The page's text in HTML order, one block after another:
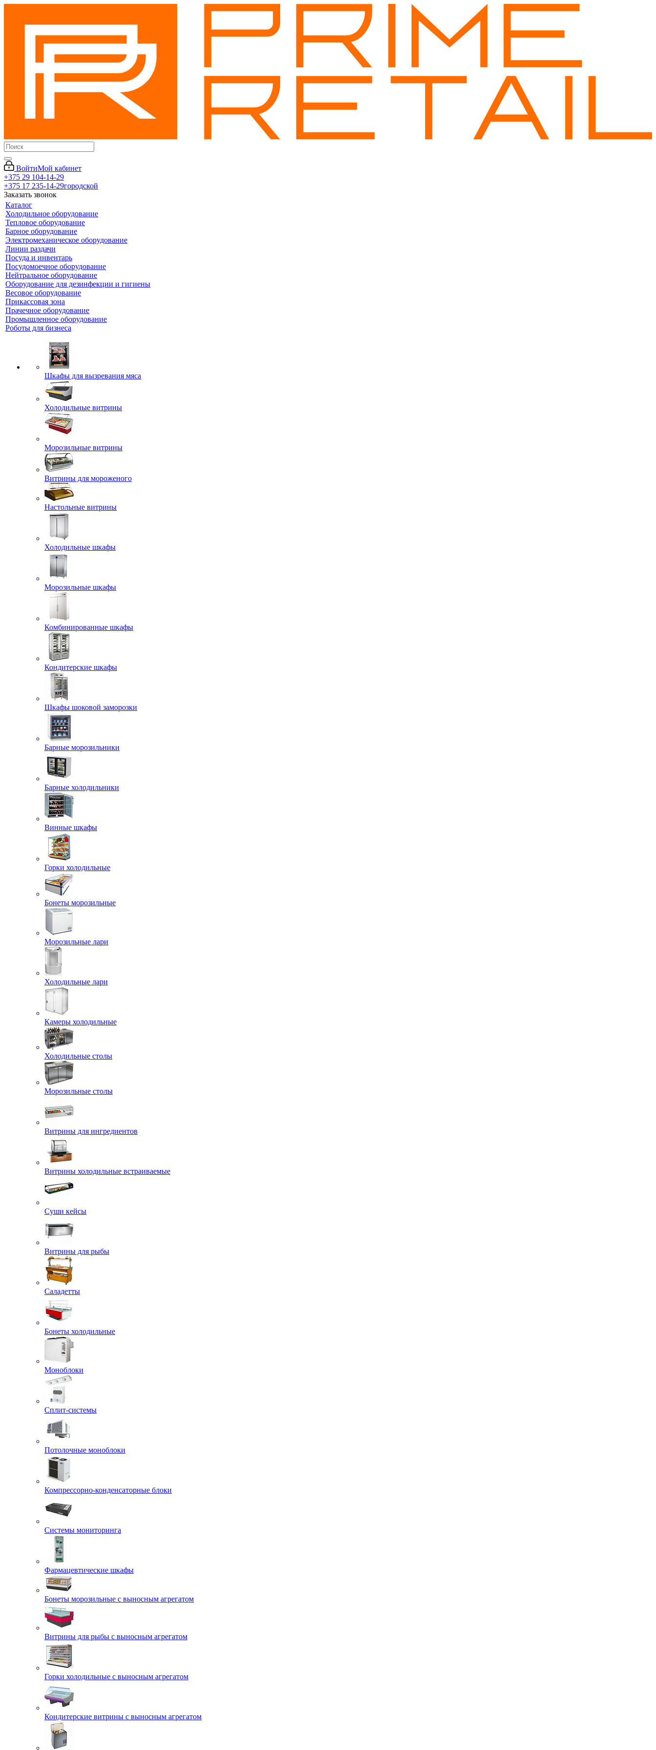
ВойтиМой кабинет
+375 29 104-14-29
+375 17 235-14-29городской
Заказать звонок
Каталог
Холодильное оборудование
Тепловое оборудование
Барное оборудование
Электромеханическое оборудование
Линии раздачи
Посуда и инвентарь
Посудомоечное оборудование
Нейтральное оборудование
Оборудование для дезинфекции и гигиены
Весовое оборудование
Прикассовая зона
Прачечное оборудование
Промышленное оборудование
Роботы для бизнеса
Шкафы для вызревания мяса
Холодильные витрины
Морозильные витрины
Витрины для мороженого
Настольные витрины
Холодильные шкафы
Морозильные шкафы
Комбинированные шкафы
Кондитерские шкафы
Шкафы шоковой заморозки
Барные морозильники
Барные холодильники
Винные шкафы
Горки холодильные
Бонеты морозильные
Морозильные лари
Холодильные лари
Камеры холодильные
Холодильные столы
Морозильные столы
Витрины для ингредиентов
Витрины холодильные встраиваемые
Суши кейсы
Витрины для рыбы
Саладетты
Бонеты холодильные
Моноблоки
Сплит-системы
Потолочные моноблоки
Компрессорно-конденсаторные блоки
Системы мониторинга
Фармацевтические шкафы
Бонеты морозильные с выносным агрегатом
Витрины для рыбы с выносным агрегатом
Горки холодильные с выносным агрегатом
Кондитерские витрины с выносным агрегатом